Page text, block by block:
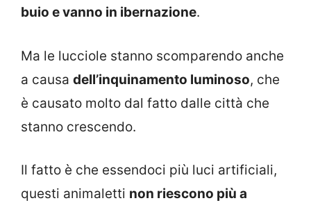
buio e vanno in ibernazione.
Ma le lucciole stanno scomparendo anche
a causa dell’inquinamento luminoso, che
è causato molto dal fatto dalle città che
stanno crescendo.
Il fatto è che essendoci più luci artificiali,
questi animaletti non riescono più a